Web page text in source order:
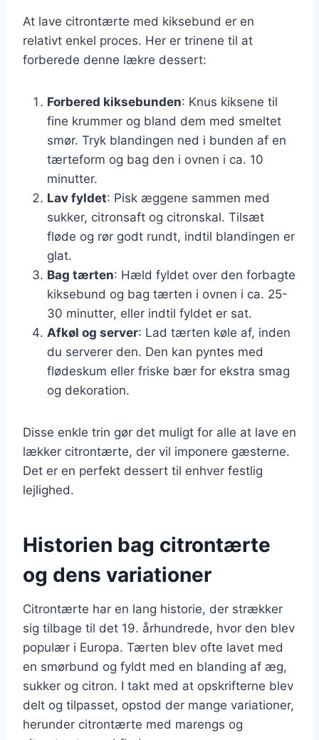
At lave citrontærte med kiksebund er en
relativt enkel proces. Her er trinene til at
forberede denne lækre dessert:
Forbered kiksebunden: Knus kiksene til
fine krummer og bland dem med smeltet
smør. Tryk blandingen ned i bunden af en
tærteform og bag den i ovnen i ca. 10
minutter.
Lav fyldet: Pisk æggene sammen med
sukker, citronsaft og citronskal. Tilsæt
fløde og rør godt rundt, indtil blandingen er
glat.
Bag tærten: Hæld fyldet over den forbagte
kiksebund og bag tærten i ovnen i ca. 25-
30 minutter, eller indtil fyldet er sat.
Afkøl og server: Lad tærten køle af, inden
du serverer den. Den kan pyntes med
flødeskum eller friske bær for ekstra smag
og dekoration.
Disse enkle trin gør det muligt for alle at lave en
lækker citrontærte, der vil imponere gæsterne.
Det er en perfekt dessert til enhver festlig
lejlighed.
Historien bag citrontærte
og dens variationer
Citrontærte har en lang historie, der strækker
sig tilbage til det 19. århundrede, hvor den blev
populær i Europa. Tærten blev ofte lavet med
en smørbund og fyldt med en blanding af æg,
sukker og citron. I takt med at opskrifterne blev
delt og tilpasset, opstod der mange variationer,
herunder citrontærte med marengs og